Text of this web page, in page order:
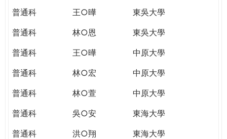
普通科
王○曄
東吳大學
普通科
林○恩
東吳大學
普通科
王○曄
中原大學
普通科
林○宏
中原大學
普通科
林○萱
中原大學
普通科
吳○安
東海大學
普通科
洪○翔
東海大學